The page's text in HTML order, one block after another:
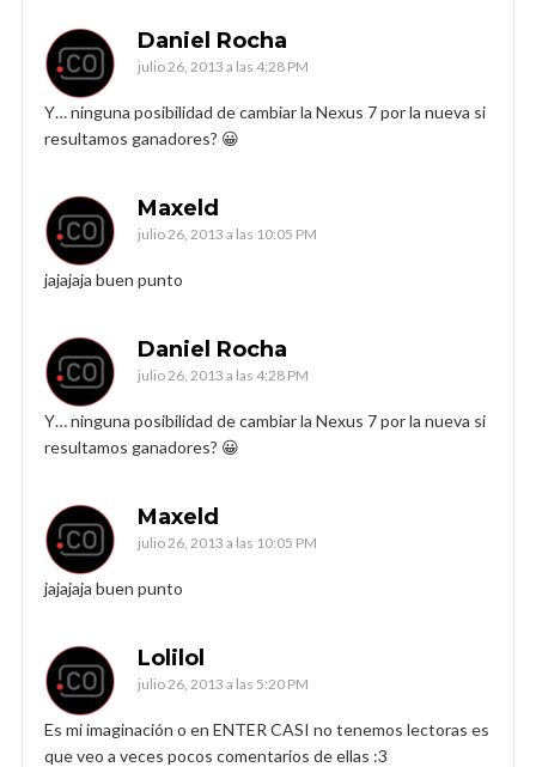
Daniel Rocha
julio 26, 2013 a las 4:28 PM
Y… ninguna posibilidad de cambiar la Nexus 7 por la nueva si
resultamos ganadores? 😀
Maxeld
julio 26, 2013 a las 10:05 PM
jajajaja buen punto
Daniel Rocha
julio 26, 2013 a las 4:28 PM
Y… ninguna posibilidad de cambiar la Nexus 7 por la nueva si
resultamos ganadores? 😀
Maxeld
julio 26, 2013 a las 10:05 PM
jajajaja buen punto
Lolilol
julio 26, 2013 a las 5:20 PM
Es mi imaginación o en ENTER CASI no tenemos lectoras es
que veo a veces pocos comentarios de ellas :3